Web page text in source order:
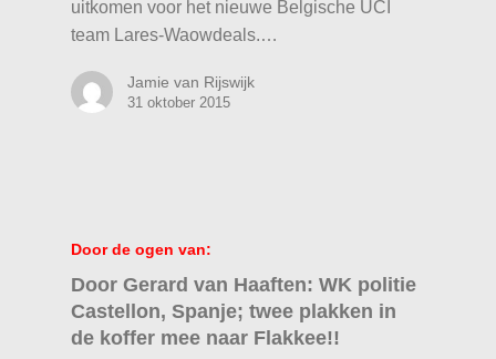
uitkomen voor het nieuwe Belgische UCI
team Lares-Waowdeals.…
Jamie van Rijswijk
31 oktober 2015
Door de ogen van:
Door Gerard van Haaften: WK politie
Castellon, Spanje; twee plakken in
de koffer mee naar Flakkee!!